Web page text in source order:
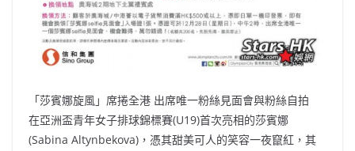
「莎賓娜旋風」席捲全港 出席唯一粉絲見面會與粉絲自拍
在亞洲盃青年女子排球錦標賽(U19)首次亮相的莎賓娜
(Sabina Altynbekova)，憑其甜美可人的笑容一夜竄紅，其